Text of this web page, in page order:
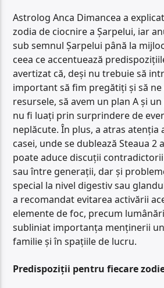
Astrolog Anca Dimancea a
zodia de ciocnire a Șarpelui, iar
sub semnul Șarpelui până la
ceea ce accentuează
avertizat că, deși nu trebuie să
important să fim pregătiți și să
resursele, să avem un plan A și
nu fi luați prin surprindere de
neplăcute. În plus, a atras atenția
casei, unde se dublează Steaua 2
poate aduce discuții
sau între generații, dar și
special la nivel digestiv sau
a recomandat evitarea activării
elemente de foc, precum
subliniat importanța menținerii
familie și în spațiile de lucru.
Predispoziții pentru fiecare